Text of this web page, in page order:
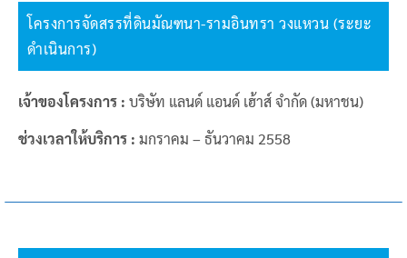
โครงการจัดสรรที่ดินมัณฑนา-รามอินทรา วงแหวน (ระยะ
ดำเนินการ)
เจ้าของโครงการ : บริษัท แลนด์ แอนด์ เฮ้าส์ จำกัด (มหาชน)
ช่วงเวลาให้บริการ : มกราคม – ธันวาคม 2558